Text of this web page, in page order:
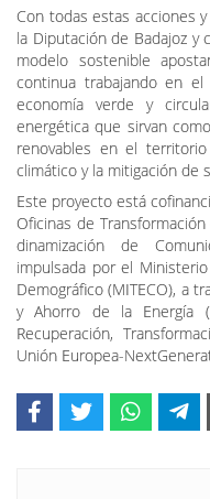
Con todas estas acciones
la Diputación de Badajoz
modelo sostenible
continua trabajando en
economía verde y
energética que sirvan
renovables en el
climático y la mitigación de
Este proyecto está
Oficinas de
dinamización de
impulsada por el
Demográfico (MITECO), a
y Ahorro de la Energía
Recuperación,
Unión Europea-